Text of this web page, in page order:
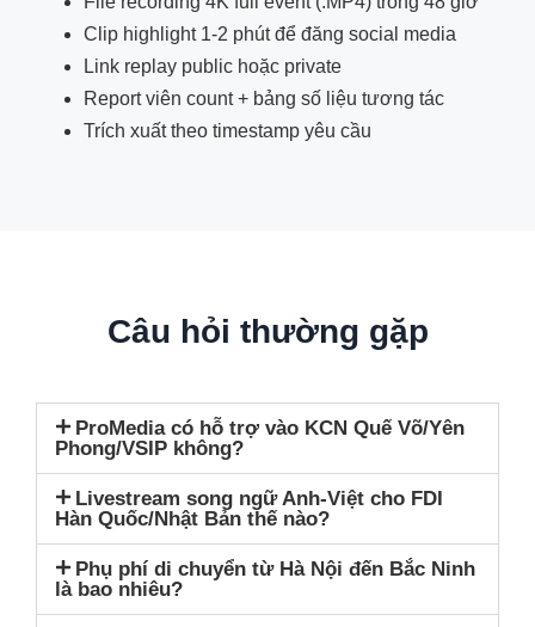
Clip highlight 1-2 phút để đăng social media
Link replay public hoặc private
Report viên count + bảng số liệu tương tác
Trích xuất theo timestamp yêu cầu
Câu hỏi thường gặp
ProMedia có hỗ trợ vào KCN Quế Võ/Yên
Phong/VSIP không?
Livestream song ngữ Anh-Việt cho FDI
Hàn Quốc/Nhật Bản thế nào?
Phụ phí di chuyển từ Hà Nội đến Bắc Ninh
là bao nhiêu?